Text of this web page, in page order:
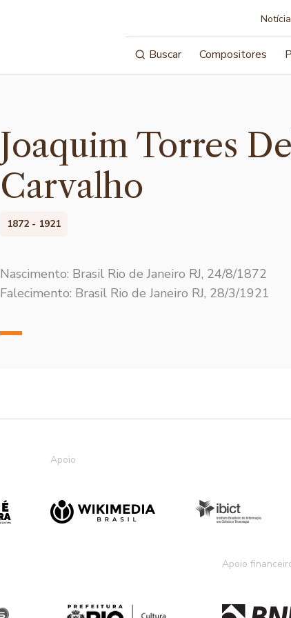
Buscar Compositores
Joaquim Torres
Carvalho
1872 - 1921
Nascimento: Brasil Rio de Janeiro RJ, 24/8/1872
Falecimento: Brasil Rio de Janeiro RJ, 28/3/1921
Apoio
Apoio